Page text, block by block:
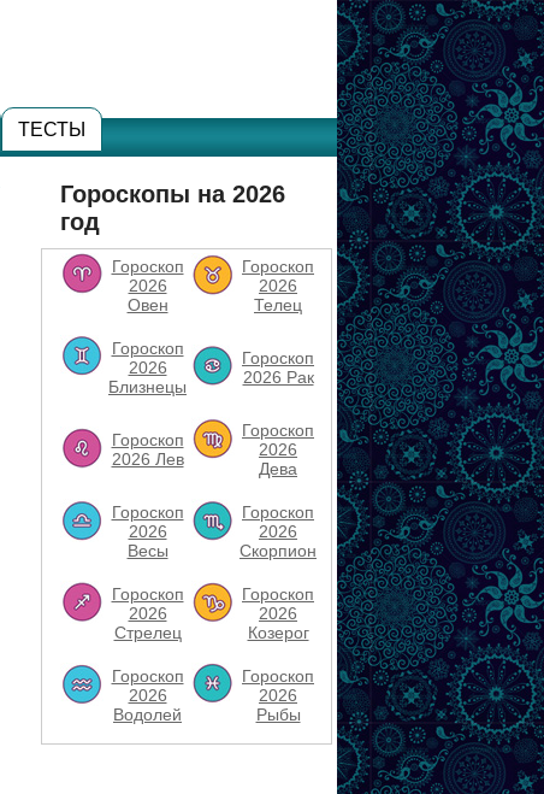
ТЕСТЫ
Гороскопы на 2026
год
Гороскоп
2026
Овен
Гороскоп
2026
Телец
Гороскоп
2026
Близнецы
Гороскоп
2026 Рак
Гороскоп
2026 Лев
Гороскоп
2026
Дева
Гороскоп
2026
Весы
Гороскоп
2026
Скорпион
Гороскоп
2026
Стрелец
Гороскоп
2026
Козерог
Гороскоп
2026
Водолей
Гороскоп
2026
Рыбы